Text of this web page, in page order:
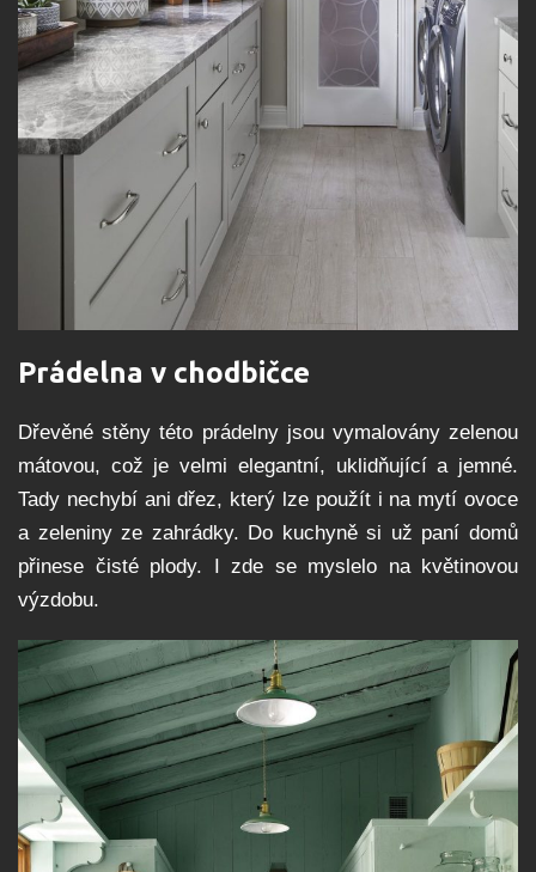
Prádelna v chodbičce
Dřevěné stěny této prádelny jsou vymalovány zelenou
mátovou, což je velmi elegantní, uklidňující a jemné.
Tady nechybí ani dřez, který lze použít i na mytí ovoce
a zeleniny ze zahrádky. Do kuchyně si už paní domů
přinese čisté plody. I zde se myslelo na květinovou
výzdobu.